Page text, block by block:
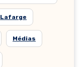
Lafarge
Médias